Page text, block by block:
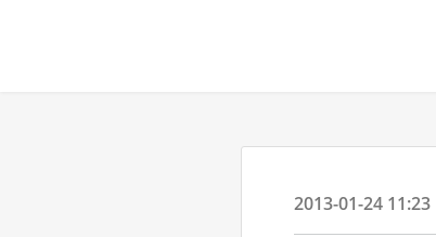
2013-01-24 11:23